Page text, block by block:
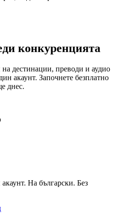
конкуренцията
дестинации, преводи и аудио
акаунт. Започнете безплатно
днес.
На български. Без